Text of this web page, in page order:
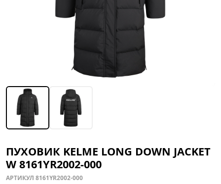
ПУХОВИК KELME LONG DOWN JACKET
W 8161YR2002-000
АРТИКУЛ 8161YR2002-000